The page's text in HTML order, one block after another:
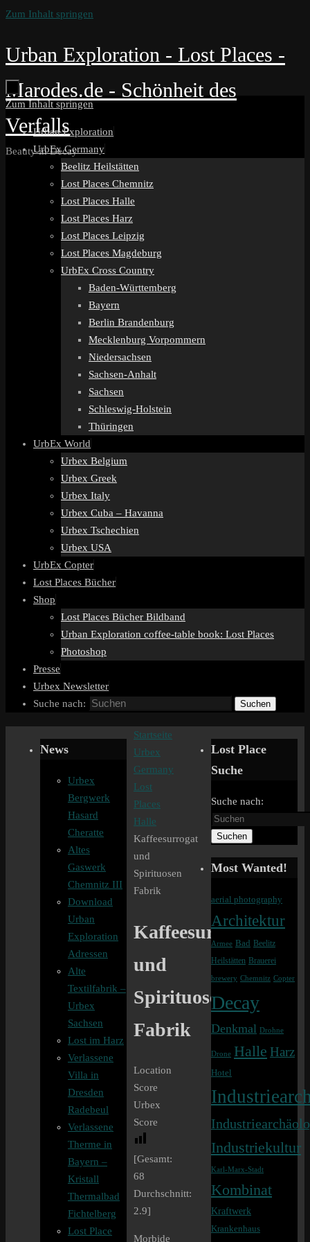
Zum Inhalt springen
Urban Exploration - Lost Places -
Marodes.de - Schönheit des
Verfalls
Beauty in Decay
Zum Inhalt springen
Urban Exploration
UrbEx Germany
Beelitz Heilstätten
Lost Places Chemnitz
Lost Places Halle
Lost Places Harz
Lost Places Leipzig
Lost Places Magdeburg
UrbEx Cross Country
Baden-Württemberg
Bayern
Berlin Brandenburg
Mecklenburg Vorpommern
Niedersachsen
Sachsen-Anhalt
Sachsen
Schleswig-Holstein
Thüringen
UrbEx World
Urbex Belgium
Urbex Greek
Urbex Italy
Urbex Cuba – Havanna
Urbex Tschechien
Urbex USA
UrbEx Copter
Lost Places Bücher
Shop
Lost Places Bücher Bildband
Urban Exploration coffee-table book: Lost Places
Photoshop
Presse
Urbex Newsletter
Suche nach:
Suchen
Startseite
Urbex
Germany
Lost
Places
Halle
Kaffeesurrogat
und
Spirituosen
Fabrik
Kaffeesurrogat
und
Spirituosen
Fabrik
Location
Score
Urbex
Score
[Gesamt:
68
Durchschnitt:
2.9]
Morbide
News
Urbex
Bergwerk
Hasard
Cheratte
Altes
Gaswerk
Chemnitz III
Download
Urban
Exploration
Adressen
Alte
Textilfabrik –
Urbex
Sachsen
Lost im Harz
Verlassene
Villa in
Dresden
Radebeul
Verlassene
Therme in
Bayern –
Kristall
Thermalbad
Fichtelberg
Lost Place
Lost Place
Suche
Suche nach:
Suchen
Most Wanted!
aerial photography
Architektur
Armee Bad Beelitz
Heilstätten Brauerei
brewery Chemnitz Copter
Decay
Denkmal Drohne
Drone Halle Harz
Hotel
Industriekultur
Karl-Marx-Stadt
Kombinat
Kraftwerk
Krankenhaus